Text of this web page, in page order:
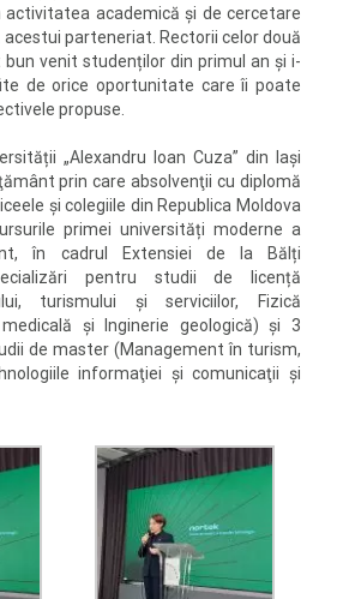
academică și de cercetare
parteneriat. Rectorii celor două
venit studenților din primul an și i-
de orice oportunitate care îi poate
propuse.
„Alexandru Ioan Cuza” din Iași
prin care absolvenţii cu diplomă
şi colegiile din Republica Moldova
primei universități moderne a
în cadrul Extensiei de la Bălți
pentru studii de licență
turismului şi serviciilor, Fizică
și Inginerie geologică) și 3
de master (Management în turism,
informaţiei şi comunicaţii și